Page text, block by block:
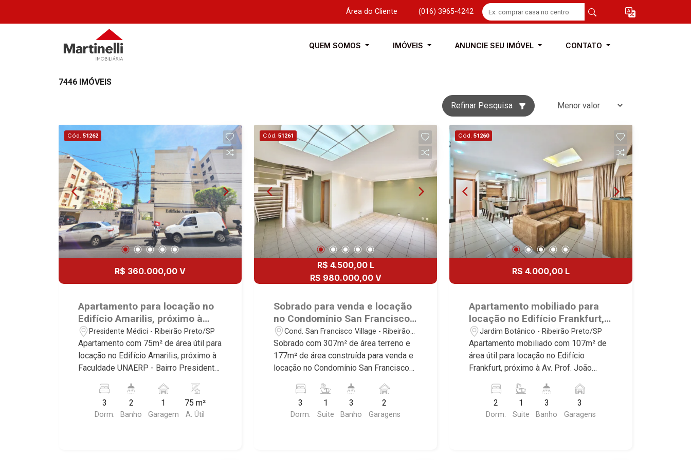
Área do Cliente (016) 3965-4242
QUEM SOMOS IMÓVEIS ANUNCIE SEU IMÓVEL CONTATO
7446 IMÓVEIS
Refinar Pesquisa
Cód. 51262
R$ 360.000,00 V
Apartamento para locação no
Edifício Amarilis, próximo à
Faculdade UNAERP - Ribeirão
Preto/SP.
Presidente Médici - Ribeirão Preto/SP
Apartamento com 75m² de área útil para
locação no Edifício Amarilis, próximo à
Faculdade UNAERP - Bairro Presidente
características deste imóvel que a
Martinelli Imobiliária selecionou para
você: - 75m² de área útil - 3 dormitórios
3
Dorm.
2
Banho
1
Garagem
75 m²
A. Útil
Cód. 51261
R$ 4.500,00 L
R$ 980.000,00 V
Sobrado para venda e locação
no Condomínio San Francisco
Village, próximo ao Parque
Carlos Raya - Ribeirão
Preto/SP.
Cond. San Francisco Village - Ribeirão
Preto/SP
Sobrado com 307m² de área terreno e
177m² de área construída para venda e
locação no Condomínio San Francisco
- Bairro Cond. San Francisco Village,
Ribeirão Preto/SP. Conheça as
características deste imóvel que a
3
Dorm.
1
Suite
3
Banho
2
Garagens
Cód. 51260
R$ 4.000,00 L
Apartamento mobiliado para
locação no Edifício Frankfurt,
próximo à Av. Prof. João Fiúsa
- Ribeirão Preto/SP.
Jardim Botânico - Ribeirão Preto/SP
Apartamento mobiliado com 107m² de
área útil para locação no Edifício
Frankfurt, próximo à Av. Prof. João
Preto/SP. Conheça as características
deste imóvel que a Martinelli
Imobiliária selecionou para você: -
2
Dorm.
1
Suite
3
Banho
3
Garagens